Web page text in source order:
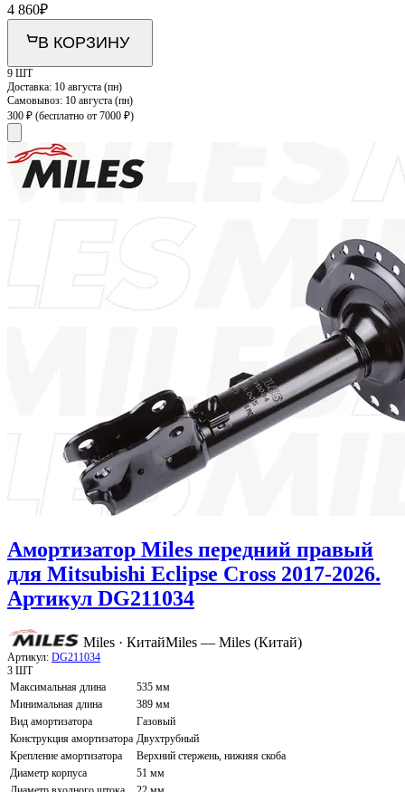
4 860₽
В КОРЗИНУ
9 ШТ
Доставка: 10 августа (пн)
Самовывоз: 10 августа (пн)
300 ₽ (бесплатно от 7000 ₽)
Амортизатор Miles передний правый
для Mitsubishi Eclipse Cross 2017-2026.
Артикул DG211034
Miles · КитайMiles — Miles (Китай)
Артикул: DG211034
3 ШТ
Максимальная длина
535 мм
Минимальная длина
389 мм
Вид амортизатора
Газовый
Конструкция амортизатора Двухтрубный
Крепление амортизатора
Верхний стержень, нижняя скоба
Диаметр корпуса
51 мм